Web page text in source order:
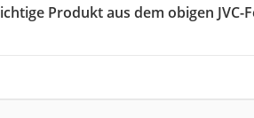
Produkt aus dem obigen JVC-